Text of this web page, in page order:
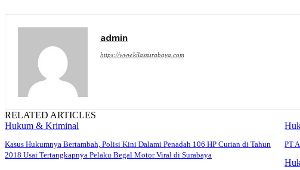
admin
https://www.kilassurabaya.com
RELATED ARTICLES
Hukum & Kriminal
Kasus Hukumnya Bertambah, Polisi Kini Dalami Penadah 106 HP Curian di Tahun
2018 Usai Tertangkapnya Pelaku Begal Motor Viral di Surabaya
PT